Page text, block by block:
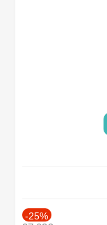
-25%